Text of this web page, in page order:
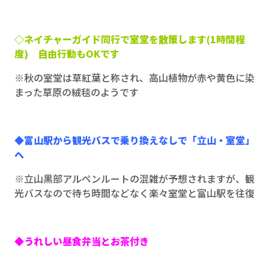
◇ネイチャーガイド同行で室堂を散策します(1時間程
度) 自由行動もOKです
※秋の室堂は草紅葉と称され、高山植物が赤や黄色に染
まった草原の絨毯のようです
◆富山駅から観光バスで乗り換えなしで「立山・室堂」
へ
※立山黒部アルペンルートの混雑が予想されますが、観
光バスなので待ち時間などなく楽々室堂と富山駅を往復
◆うれしい昼食弁当とお茶付き